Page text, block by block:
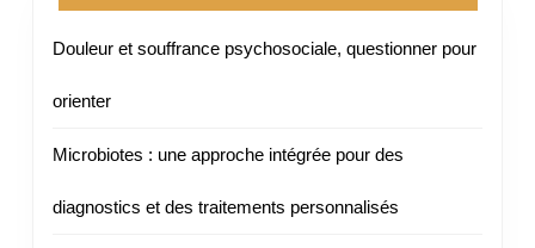
Douleur et souffrance psychosociale, questionner pour
orienter
Microbiotes : une approche intégrée pour des
diagnostics et des traitements personnalisés